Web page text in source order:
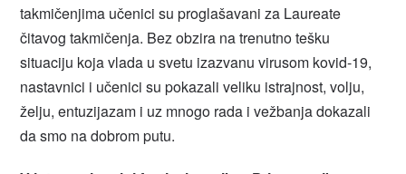
takmičenjima učenici su proglašavani za Laureate
čitavog takmičenja. Bez obzira na trenutno tešku
situaciju koja vlada u svetu izazvanu virusom kovid-19,
nastavnici i učenici su pokazali veliku istrajnost, volju,
želju, entuzijazam i uz mnogo rada i vežbanja dokazali
da smo na dobrom putu.